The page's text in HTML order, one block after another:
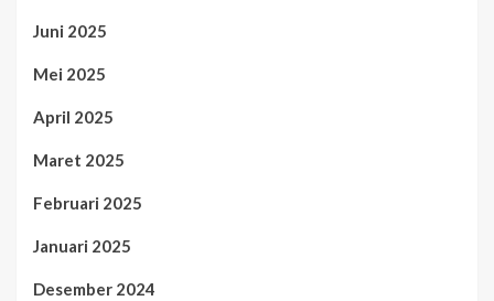
Juni 2025
Mei 2025
April 2025
Maret 2025
Februari 2025
Januari 2025
Desember 2024